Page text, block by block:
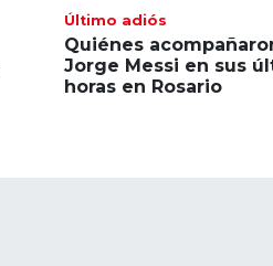
Último adiós
Quiénes
Jorge Messi en sus
horas en Rosario